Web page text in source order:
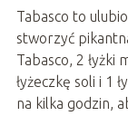
Tabasco to
stworzyć
Tabasco, 2 łyżki
łyżeczkę soli i 1
na kilka godzin,